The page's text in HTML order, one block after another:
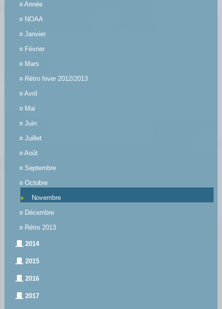
¤ Année
¤ NOAA
¤ Janvier
¤ Février
¤ Mars
¤ Rétro hiver 2012/2013
¤ Avril
¤ Mai
¤ Juin
¤ Juillet
¤ Août
¤ Septembre
¤ Octobre
Novembre
¤ Décembre
¤ Rétro 2013
2014
2015
2016
2017